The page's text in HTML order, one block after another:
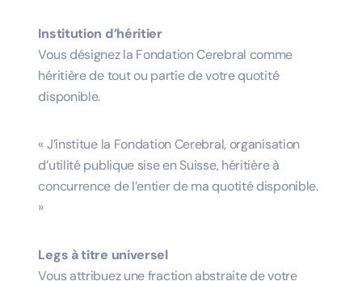
Institution d’héritier
Vous désignez la Fondation Cerebral comme
héritière de tout ou partie de votre quotité
disponible.
« J’institue la Fondation Cerebral, organisation
d’utilité publique sise en Suisse, héritière à
concurrence de l’entier de ma quotité disponible.
»
Legs à titre universel
Vous attribuez une fraction abstraite de votre